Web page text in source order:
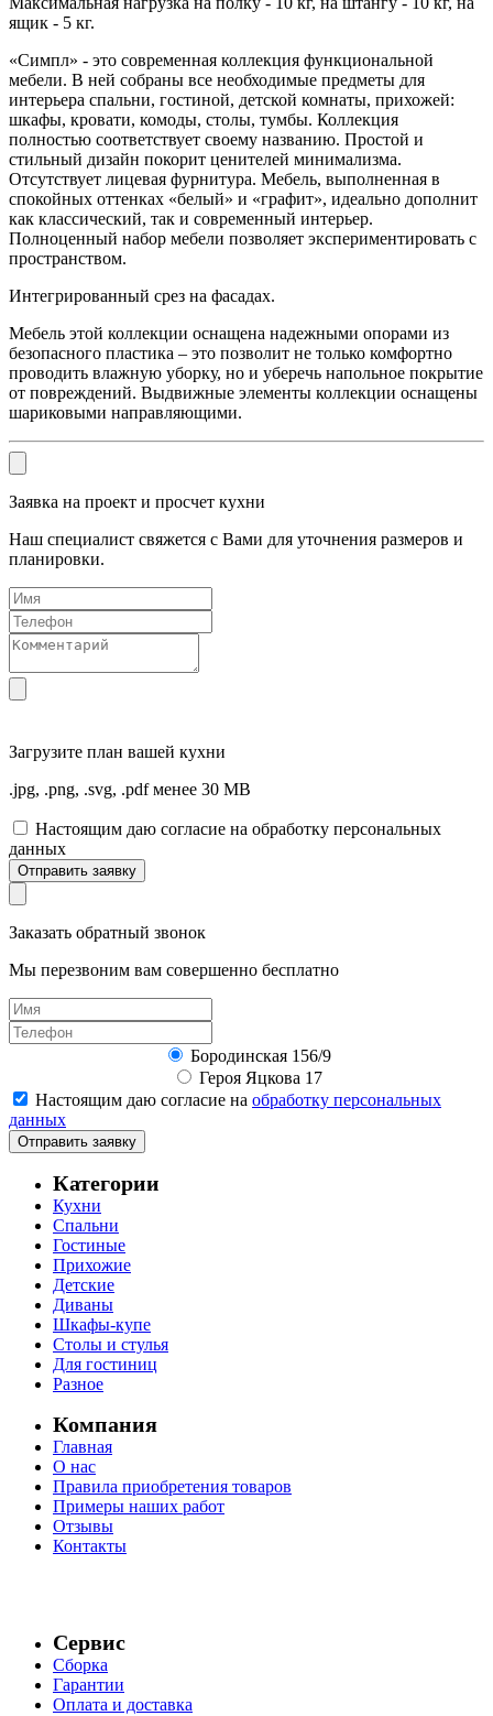
ящик - 5 кг.
«Симпл» - это современная коллекция функциональной
мебели. В ней собраны все необходимые предметы для
интерьера спальни, гостиной, детской комнаты, прихожей:
шкафы, кровати, комоды, столы, тумбы. Коллекция
полностью соответствует своему названию. Простой и
стильный дизайн покорит ценителей минимализма.
Отсутствует лицевая фурнитура. Мебель, выполненная в
спокойных оттенках «белый» и «графит», идеально дополнит
как классический, так и современный интерьер.
Полноценный набор мебели позволяет экспериментировать с
пространством.
Интегрированный срез на фасадах.
Мебель этой коллекции оснащена надежными опорами из
безопасного пластика – это позволит не только комфортно
проводить влажную уборку, но и уберечь напольное покрытие
от повреждений. Выдвижные элементы коллекции оснащены
шариковыми направляющими.
Заявка на проект и просчет кухни
Наш специалист свяжется с Вами для уточнения размеров и
планировки.
Загрузите план вашей кухни
.jpg, .png, .svg, .pdf менее 30 MB
Настоящим даю согласие на обработку персональных
данных
Отправить заявку
Заказать обратный звонок
Мы перезвоним вам совершенно бесплатно
Бородинская 156/9
Героя Яцкова 17
Настоящим даю согласие на обработку персональных
данных
Отправить заявку
Категории
Кухни
Спальни
Гостиные
Прихожие
Детские
Диваны
Шкафы-купе
Столы и стулья
Для гостиниц
Разное
Компания
Главная
О нас
Правила приобретения товаров
Примеры наших работ
Отзывы
Контакты
Сервис
Сборка
Гарантии
Оплата и доставка